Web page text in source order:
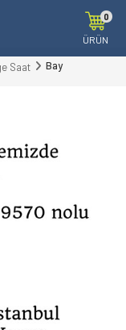
0
ÜRÜN
Saat Bay